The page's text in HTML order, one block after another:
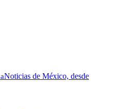
Noticias de México, desde